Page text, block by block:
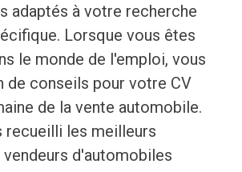
adaptés à votre recherche
Lorsque vous êtes
le monde de l'emploi, vous
de conseils pour votre CV
de la vente automobile.
recueilli les meilleurs
d'automobiles